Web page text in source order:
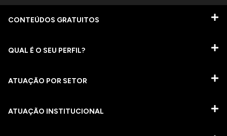
CONTEÚDOS GRATUITOS
QUAL É O SEU PERFIL?
ATUAÇÃO POR SETOR
ATUAÇÃO INSTITUCIONAL